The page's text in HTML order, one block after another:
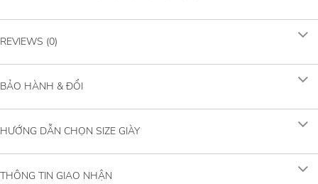
REVIEWS (0)
BẢO HÀNH & ĐỔI
HƯỚNG DẪN CHỌN SIZE GIÀY
THÔNG TIN GIAO NHẬN